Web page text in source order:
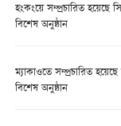
হংকংয়ে সম্প্রচারিত হয়েছে
বিশেষ অনুষ্ঠান
ম্যাকাওতে সম্প্রচারিত
বিশেষ অনুষ্ঠান